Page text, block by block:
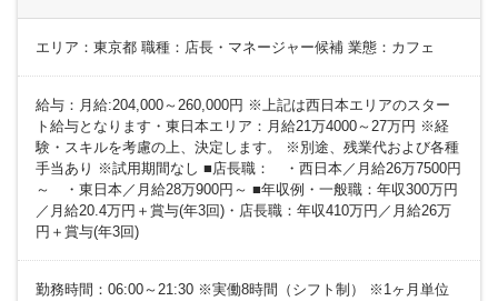
エリア：東京都 職種：店長・マネージャー候補 業態：カフェ
給与：月給:204,000～260,000円 ※上記は西日本エリアのスター
ト給与となります・東日本エリア：月給21万4000～27万円 ※経
験・スキルを考慮の上、決定します。 ※別途、残業代および各種
手当あり ※試用期間なし ■店長職： ・西日本／月給26万7500円
～ ・東日本／月給28万900円～ ■年収例・一般職：年収300万円
／月給20.4万円＋賞与(年3回)・店長職：年収410万円／月給26万
円＋賞与(年3回)
勤務時間：06:00～21:30 ※実働8時間（シフト制） ※1ヶ月単位